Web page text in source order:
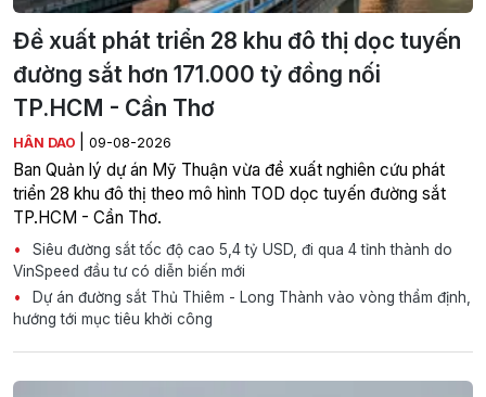
Đề xuất phát triển 28 khu đô thị dọc tuyến
đường sắt hơn 171.000 tỷ đồng nối
TP.HCM - Cần Thơ
HÂN DAO 09-08-2026
Ban Quản lý dự án Mỹ Thuận vừa đề xuất nghiên cứu phát
triển 28 khu đô thị theo mô hình TOD dọc tuyến đường sắt
TP.HCM - Cần Thơ.
Siêu đường sắt tốc độ cao 5,4 tỷ USD, đi qua 4 tỉnh thành do
VinSpeed đầu tư có diễn biến mới
Dự án đường sắt Thủ Thiêm - Long Thành vào vòng thẩm định,
hướng tới mục tiêu khởi công